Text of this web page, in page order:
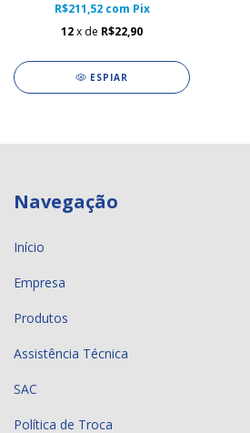
R$211,52 com Pix
12x de R$22,90
ESPIAR
Navegação
Início
Empresa
Produtos
Assistência Técnica
SAC
Política de Troca